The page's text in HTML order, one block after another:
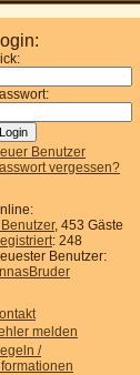
Benutzer
vergessen?
, 453 Gäste
: 248
Benutzer:
melden
/